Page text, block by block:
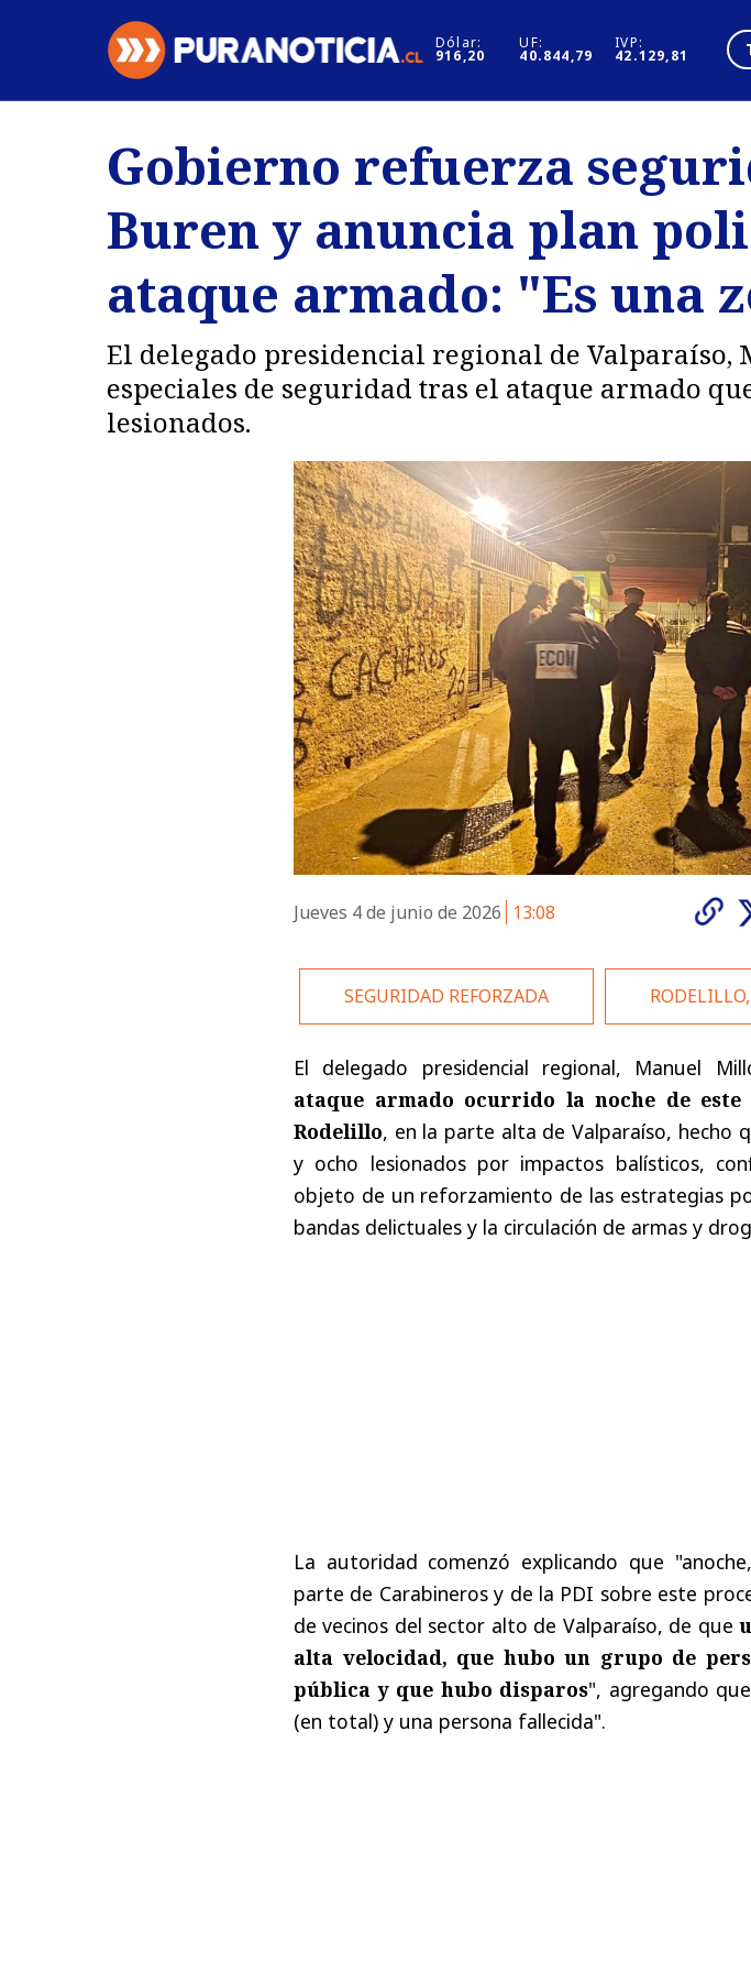
Dólar:
916,20
UF:
40.844,79
IVP:
42.129,81
Regiones
Deportes
Internacional
Motores
Negocios
Pura Mujer
Gobierno refuerza
Buren y anuncia plan
ataque armado: "Es una
El delegado presidencial regional de
especiales de seguridad tras el ataque armado
lesionados.
Jueves 4 de junio de 2026 13:08
SEGURIDAD REFORZADA
El delegado presidencial regional, Manuel
ataque armado ocurrido la noche de
Rodelillo, en la parte alta de Valparaíso, hecho
y ocho lesionados por impactos balísticos,
objeto de un reforzamiento de las estrategias
bandas delictuales y la circulación de armas y
La autoridad comenzó explicando que
parte de Carabineros y de la PDI sobre este
de vecinos del sector alto de Valparaíso, de que
alta velocidad, que hubo un grupo de
pública y que hubo disparos", agregando
(en total) y una persona fallecida".